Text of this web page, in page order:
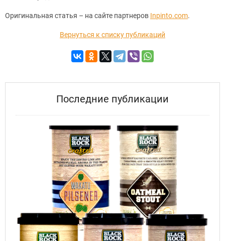
Оригинальная статья – на сайте партнеров Inpinto.com.
Вернуться к списку публикаций
Последние публикации